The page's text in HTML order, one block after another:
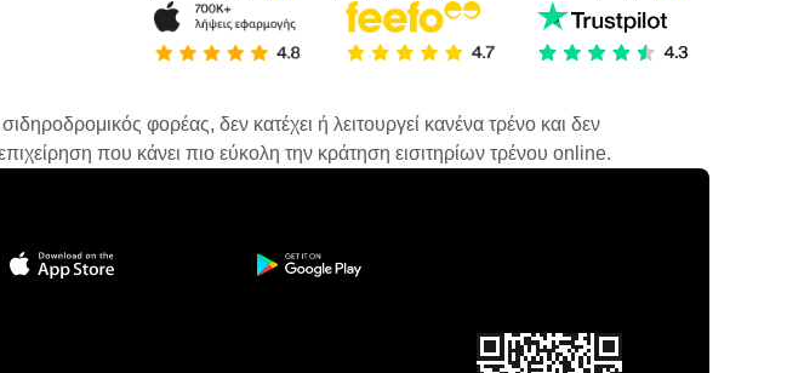
φορέας, δεν κατέχει ή λειτουργεί κανένα τρένο και δεν
που κάνει πιο εύκολη την κράτηση εισιτηρίων τρένου online.